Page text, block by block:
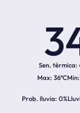
ºC
Sen. térmica:
36ºC
Prob. lluvia 0%